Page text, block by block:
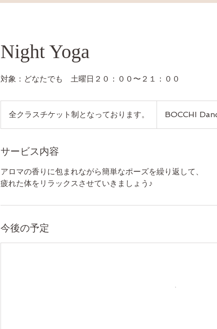
Night Yoga
対象：どなたでも 土曜日２０：００〜２１：００
ト
な
っ
て
ま
全クラスチケット制となっております。 BOCCHI
サービス内容
アロマの香りに包まれながら簡単なポーズを繰り返して、
疲れた体をリラックスさせていきましょう♪
今後の予定